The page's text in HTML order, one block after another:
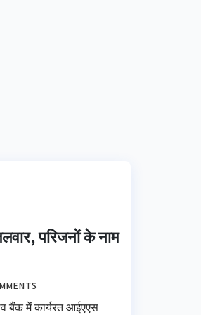
परिजनों के नाम
बैंक में कार्यरत आईएएस